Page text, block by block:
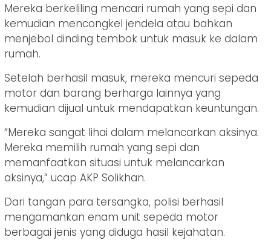
Mereka berkeliling mencari rumah yang sepi dan
kemudian mencongkel jendela atau bahkan
menjebol dinding tembok untuk masuk ke dalam
rumah.
Setelah berhasil masuk, mereka mencuri sepeda
motor dan barang berharga lainnya yang
kemudian dijual untuk mendapatkan keuntungan.
“Mereka sangat lihai dalam melancarkan aksinya.
Mereka memilih rumah yang sepi dan
memanfaatkan situasi untuk melancarkan
aksinya,” ucap AKP Solikhan.
Dari tangan para tersangka, polisi berhasil
mengamankan enam unit sepeda motor
berbagai jenis yang diduga hasil kejahatan.